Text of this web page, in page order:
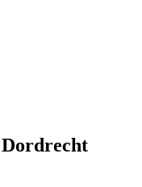
Dordrecht